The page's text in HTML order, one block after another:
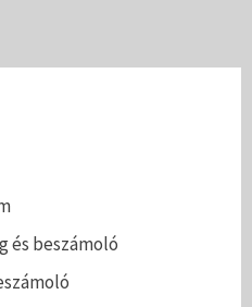
és beszámoló